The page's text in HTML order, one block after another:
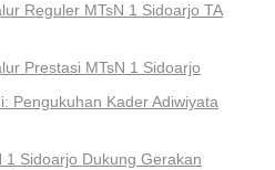
Reguler MTsN 1 Sidoarjo TA
Prestasi MTsN 1 Sidoarjo
Pengukuhan Kader Adiwiyata
1 Sidoarjo Dukung Gerakan